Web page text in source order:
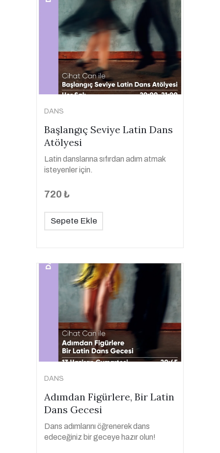
DANS
Başlangıç Seviye Latin Dans
Atölyesi
Latin danslarına sıfırdan adım atmak
isteyenler için.
720 ₺
Sepete Ekle
DANS
Adımdan Figürlere, Bir Latin
Dans Gecesi
Dans adımlarını öğrenerek dans
edeceğiniz bir geceye hazır olun!